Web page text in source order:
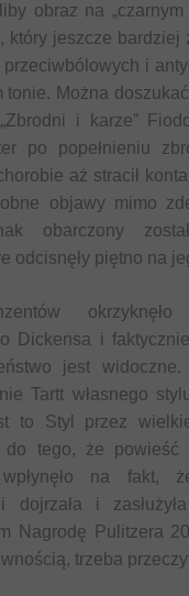
obraz na „czarnym
który jeszcze bardziej
i
tonie. Można
i karze”
po popełnieniu
aż stracił
objawy mimo
obarczony
odcisnęły piętno na
Dickensa i
jest
Tartt własnego
to Styl przez
do tego, że
wpłynęło na fakt,
dojrzała i
Nagrodę Pulitzera
trzeba